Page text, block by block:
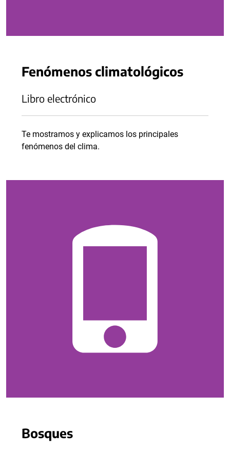
Fenómenos climatológicos
Libro electrónico
Te mostramos y explicamos los principales
fenómenos del clima.
Bosques